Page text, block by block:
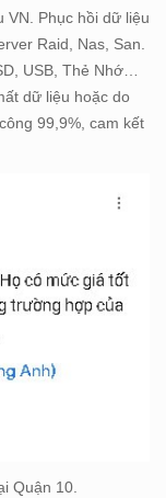
VN. Phục hồi dữ liệu
Raid, Nas, San.
USB, Thẻ Nhớ…
dữ liệu hoặc do
99,9%, cam kết
Quận 10.